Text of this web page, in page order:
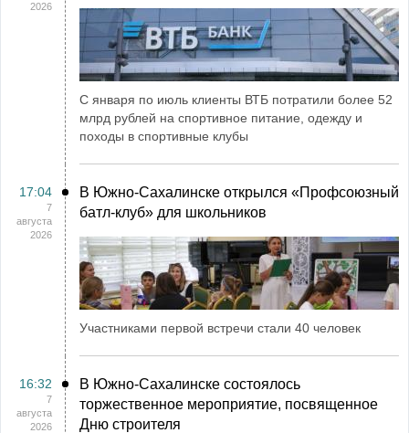
2026
С января по июль клиенты ВТБ потратили более 52
млрд рублей на спортивное питание, одежду и
походы в спортивные клубы
17:04
7
августа
2026
В Южно-Сахалинске открылся «Профсоюзный
батл-клуб» для школьников
Участниками первой встречи стали 40 человек
16:32
7
августа
2026
В Южно-Сахалинске состоялось
торжественное мероприятие, посвященное
Дню строителя